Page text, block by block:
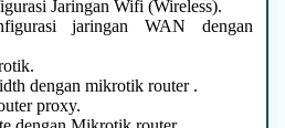
Jaringan Wifi (Wireless).
jaringan WAN dengan
dengan mikrotik router .
proxy.